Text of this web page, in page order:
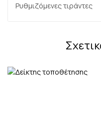
Ρυθμιζόμενες τιράντες